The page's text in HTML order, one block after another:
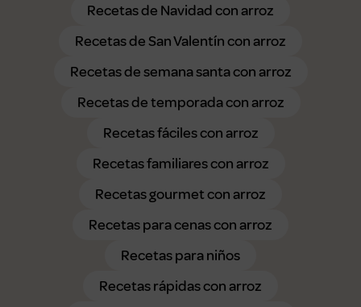
Recetas de Navidad con arroz
Recetas de San Valentín con arroz
Recetas de semana santa con arroz
Recetas de temporada con arroz
Recetas fáciles con arroz
Recetas familiares con arroz
Recetas gourmet con arroz
Recetas para cenas con arroz
Recetas para niños
Recetas rápidas con arroz